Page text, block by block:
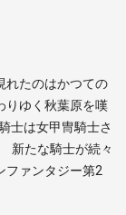
れたのはかつての
ゆく秋葉原を嘆
士は女甲冑騎士さ
新たな騎士が続々
ファンタジー第2